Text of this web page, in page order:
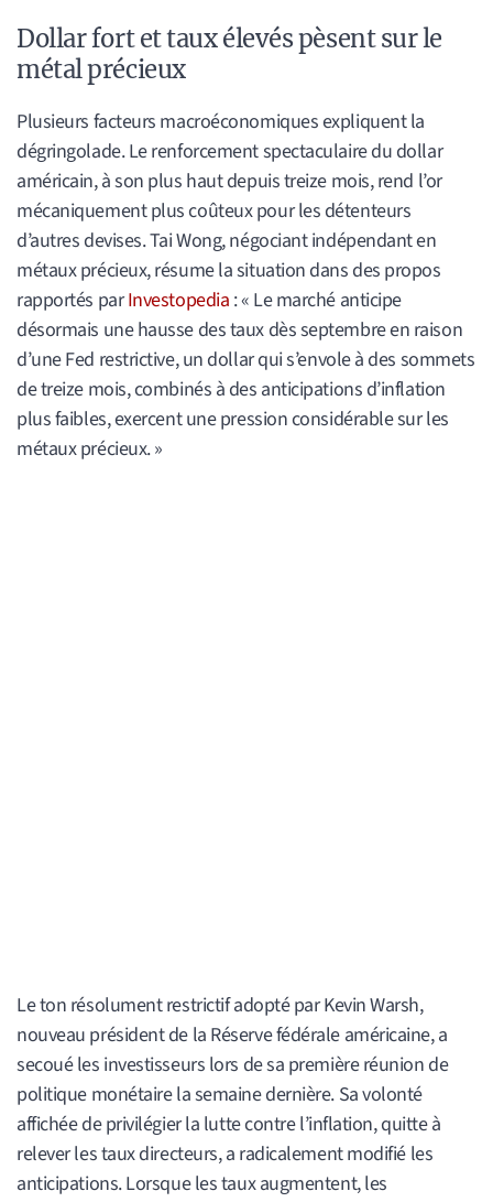
Dollar fort et taux élevés pèsent sur le
métal précieux
Plusieurs facteurs macroéconomiques expliquent la
dégringolade. Le renforcement spectaculaire du dollar
américain, à son plus haut depuis treize mois, rend l’or
mécaniquement plus coûteux pour les détenteurs
d’autres devises. Tai Wong, négociant indépendant en
métaux précieux, résume la situation dans des propos
rapportés parInvestopedia : « Le marché anticipe
désormais une hausse des taux dès septembre en raison
d’une Fed restrictive, un dollar qui s’envole à des sommets
de treize mois, combinés à des anticipations d’inflation
plus faibles, exercent une pression considérable sur les
métaux précieux. »
Le ton résolument restrictif adopté par Kevin Warsh,
nouveau président de la Réserve fédérale américaine, a
secoué les investisseurs lors de sa première réunion de
politique monétaire la semaine dernière. Sa volonté
affichée de privilégier la lutte contre l’inflation, quitte à
relever les taux directeurs, a radicalement modifié les
anticipations. Lorsque les taux augmentent, les